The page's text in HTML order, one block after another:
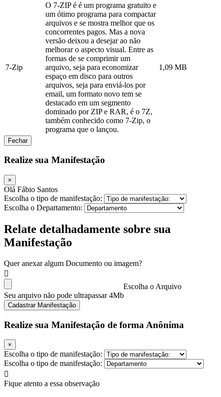
7-Zip
O 7-ZIP é é um programa gratuito e
um ótimo programa para compactar
arquivos e se mostra melhor que os
concorrentes pagos. Mas a nova
versão deixou a desejar ao não
melhorar o aspecto visual. Entre as
formas de se comprimir um
arquivo, seja para economizar
espaço em disco para outros
arquivos, seja para enviá-los por
email, um formato novo tem se
destacado em um segmento
dominado por ZIP e RAR, é o 7Z,
também conhecido como 7-Zip, o
programa que o lançou.
1,09 MB
Fechar
Realize sua Manifestação
×
Olá Fábio Santos
Escolha o tipo de manifestação:
Escolha o Departamento:
Relate detalhadamente sobre sua
Manifestação
Quer anexar algum Documento ou imagem?
Escolha o Arquivo
Seu arquivo não pode ultrapassar 4Mb
Cadastrar Manifestação
Realize sua Manifestação de forma Anônima
×
Escolha o tipo de manifestação:
Escolha o tipo de manifestação:
Fique atento a essa observação